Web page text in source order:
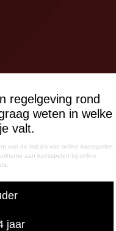
regelgeving rond
weten in welke
valt.
van de risico's van online kansspelen
aan kansspelen bij online
jaar